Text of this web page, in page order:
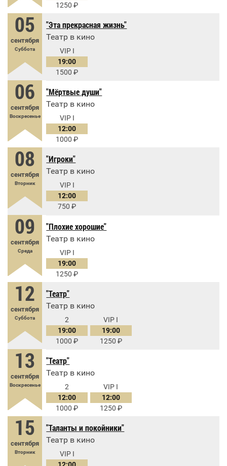
1250
05
сентября
Суббота
"Эта прекрасная жизнь"
Театр в кино
VIP I
19:00
1500
06
сентября
Воскресенье
"Мёртвые души"
Театр в кино
VIP I
12:00
1000
08
сентября
Вторник
"Игроки"
Театр в кино
VIP I
12:00
750
09
сентября
Среда
"Плохие хорошие"
Театр в кино
VIP I
19:00
1250
12
сентября
Суббота
"Театр"
Театр в кино
2
19:00
1000
VIP I
19:00
1250
13
сентября
Воскресенье
"Театр"
Театр в кино
2
12:00
1000
VIP I
12:00
1250
15
сентября
Вторник
"Таланты и покойники"
Театр в кино
VIP I